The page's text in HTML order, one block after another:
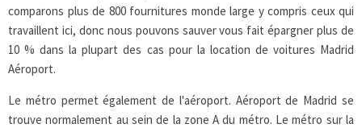
comparons plus de 800 fournitures monde large y compris ceux qui
travaillent ici, donc nous pouvons sauver vous fait épargner plus de
10 % dans la plupart des cas pour la location de voitures Madrid
Aéroport.
Le métro permet également de l'aéroport. Aéroport de Madrid se
trouve normalement au sein de la zone A du métro. Le métro sur la